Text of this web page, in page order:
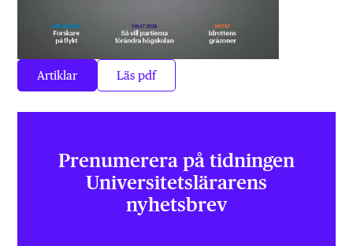
Artiklar Läs pdf
Prenumerera på tidningen
Universitets­lärarens
nyhetsbrev